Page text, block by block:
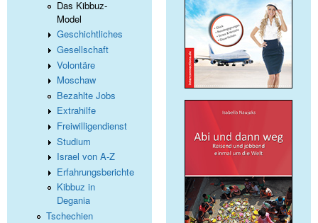
Das Kibbuz-
Model
Geschichtliches
Gesellschaft
Volontäre
Moschaw
Bezahlte Jobs
Extrahilfe
Freiwilligendienst
Studium
Israel von A-Z
Erfahrungsberichte
Kibbuz in
Degania
Tschechien